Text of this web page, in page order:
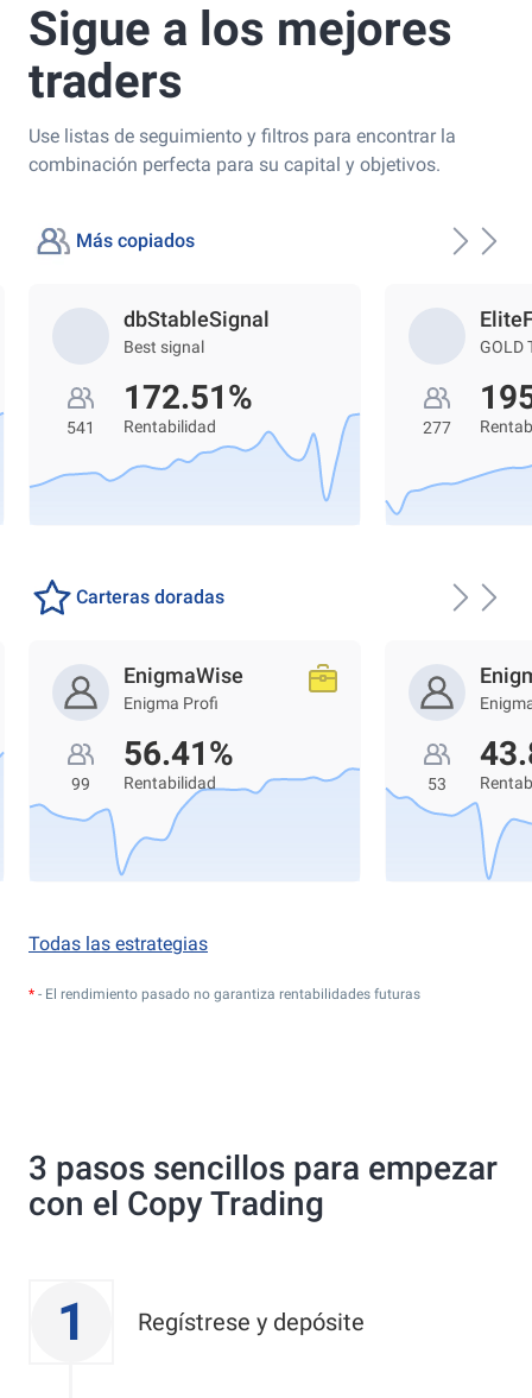
Sigue a los mejores
traders
Use listas de seguimiento y filtros para encontrar la
combinación perfecta para su capital y objetivos.
Más copiados
dbStableSignal
Best signal
541
172.51%
Rentabilidad
GOLD
277
Carteras doradas
EnigmaWise
Enigma Profi
99
56.41%
Rentabilidad 53
Todas las estrategias
* - El rendimiento pasado no garantiza rentabilidades futuras
3 pasos sencillos para empezar
con el Copy Trading
1 Regístrese y depósite